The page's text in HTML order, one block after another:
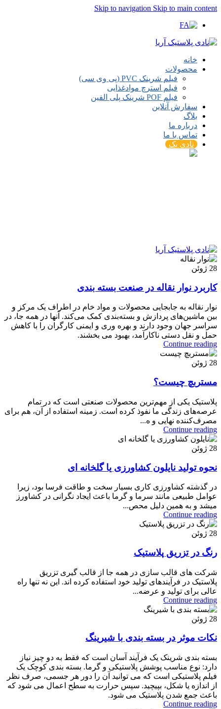
Skip to navigation Skip to main content
خانه
محصولات
فیلم شرینک PVC (پی وی سی)
فیلم استرچ موادغذایی
فیلم POF شرینک پلی الفین
سفارش آنلاین
بلاگ
درباره ما
تماس با ما
نادی پک
28 ژوئن
کاربرد نوار نقاله در صنعت بسته بندی
نوار نقاله به جابجایی محصولات و مواد خام در اطراف یک مرکز و
بین ماشین‌های پردازش و بسته‌بندی کمک می‌کند. آنها در همه جا، در
سراسر جهان وجود دارند و بهره وری و ایمنی کارگران را با کاهش
حمل و نقل دستی ناکارآمد، بهبود می بخشند.
Continue reading
28 ژوئن
مستربچ چیست؟
پلاستیک یکی از مهم‌ترین محصولات صنعتی است که در تمام
عرصه‌های زندگی ما نفوذ کرده است. زمینه استفاده از آن، هم برای
مصرف‌کننده نهایی و ه...
Continue reading
28 ژوئن
نحوه تولید نایلون کشاورزی یا گلخانه ای
در گذشته کشاورزی کاری بسیار سخت و طاقت فرسا بود، زیرا
عوامل طبیعی مانند سرما و گرما باعث ایجاد نگرانی در کشاورز
میشد و به همین دلیل محص...
Continue reading
28 ژوئن
رنگ در تزریق پلاستیک
شرکت های قالب سازی در همه جا از قالب گیری تزریق
پلاستیک در فرآیندهای تولید خود استفاده کرده اند. این نه تنها راه
عالی برای تولید و عرضه...
Continue reading
28 ژوئن
نکات موثر در بسته بندی با شیرینگ
بسته بندی شرینک یک فرآیند آسان است که فقط به دو چیز نیاز
دارد: نوع مناسب پوشش پلاستیکی و گرما. بسته بندی کوچک یک
فیلم پلاستیکی است که می توانید آن را دور هر جسمی، صرف نظر
از اندازه یا شکل، بپیچید. سپس حرارت به سطح اعمال می شود که
باعث جمع شدن پلاستیک می شود.
Continue reading